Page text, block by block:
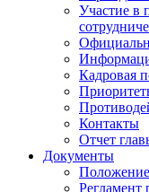
Участие в
Кадровая
Контакты
Отчет
Документы
Регламент